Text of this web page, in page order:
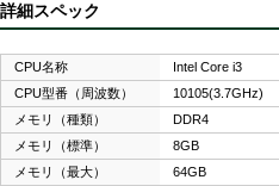
詳細スペック
CPU名称
Intel Core i3
CPU型番（周波数）
10105(3.7GHz)
メモリ（種類）
DDR4
メモリ（標準）
8GB
メモリ（最大）
64GB